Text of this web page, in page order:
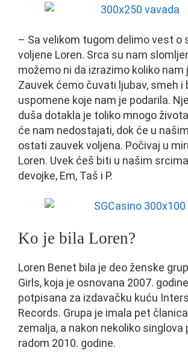
– Sa velikom tugom delimo vest o
voljene Loren. Srca su nam
možemo ni da izrazimo koliko nam
Zauvek ćemo čuvati ljubav, smeh i
uspomene koje nam je podarila.
duša dotakla je toliko mnogo
će nam nedostajati, dok će u
ostati zauvek voljena. Počivaj u
Loren. Uvek ćeš biti u našim
devojke, Em, Taš i P.
Ko je bila Loren?
Loren Benet bila je deo ženske
Girls, koja je osnovana 2007.
potpisana za izdavačku kuću
Records. Grupa je imala pet
zemalja, a nakon nekoliko singlova
radom 2010. godine.